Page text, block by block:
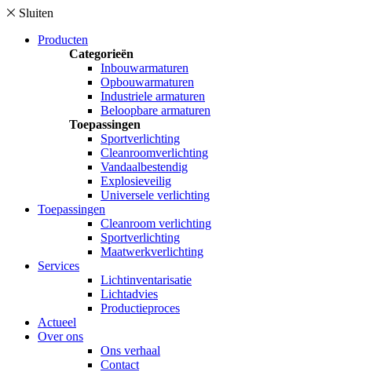
Sluiten
Producten
Categorieën
Inbouwarmaturen
Opbouwarmaturen
Industriele armaturen
Beloopbare armaturen
Toepassingen
Sportverlichting
Cleanroomverlichting
Vandaalbestendig
Explosieveilig
Universele verlichting
Toepassingen
Cleanroom verlichting
Sportverlichting
Maatwerkverlichting
Services
Lichtinventarisatie
Lichtadvies
Productieproces
Actueel
Over ons
Ons verhaal
Contact